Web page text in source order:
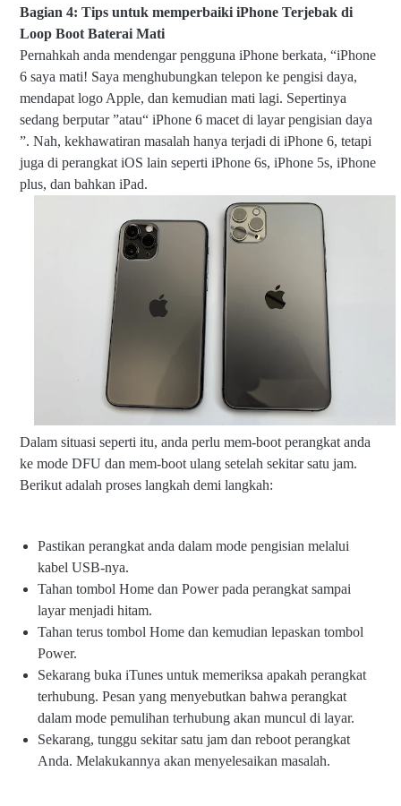
Bagian 4: Tips untuk memperbaiki iPhone Terjebak di
Loop Boot Baterai Mati
Pernahkah anda mendengar pengguna iPhone berkata, “iPhone
6 saya mati! Saya menghubungkan telepon ke pengisi daya,
mendapat logo Apple, dan kemudian mati lagi. Sepertinya
sedang berputar ”atau“ iPhone 6 macet di layar pengisian daya
”. Nah, kekhawatiran masalah hanya terjadi di iPhone 6, tetapi
juga di perangkat iOS lain seperti iPhone 6s, iPhone 5s, iPhone
plus, dan bahkan iPad.
Dalam situasi seperti itu, anda perlu mem-boot perangkat anda
ke mode DFU dan mem-boot ulang setelah sekitar satu jam.
Berikut adalah proses langkah demi langkah:
Pastikan perangkat anda dalam mode pengisian melalui
kabel USB-nya.
Tahan tombol Home dan Power pada perangkat sampai
layar menjadi hitam.
Tahan terus tombol Home dan kemudian lepaskan tombol
Power.
Sekarang buka iTunes untuk memeriksa apakah perangkat
terhubung. Pesan yang menyebutkan bahwa perangkat
dalam mode pemulihan terhubung akan muncul di layar.
Sekarang, tunggu sekitar satu jam dan reboot perangkat
Anda. Melakukannya akan menyelesaikan masalah.